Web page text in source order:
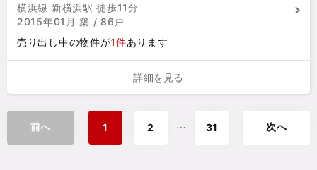
横浜線 新横浜駅 徒歩11分
2015年01月 築 / 86戸
売り出し中の物件が1件あります
詳細を見る
前へ 1 2 ⋯ 31 次へ